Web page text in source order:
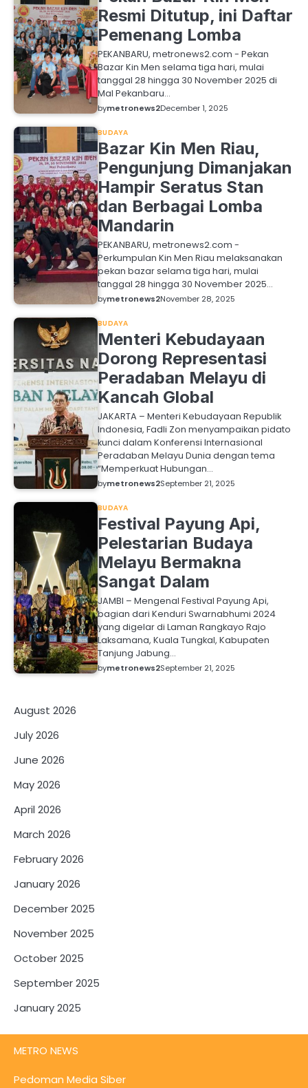
Resmi Ditutup, ini Daftar
Pemenang Lomba
PEKANBARU, metronews2.com - Pekan
Bazar Kin Men selama tiga hari, mulai
tanggal 28 hingga 30 November 2025 di
Mal Pekanbaru…
bymetronews2December 1, 2025
BUDAYA
Bazar Kin Men Riau,
Pengunjung Dimanjakan
Hampir Seratus Stan
dan Berbagai Lomba
Mandarin
PEKANBARU, metronews2.com -
Perkumpulan Kin Men Riau melaksanakan
pekan bazar selama tiga hari, mulai
tanggal 28 hingga 30 November 2025…
bymetronews2November 28, 2025
BUDAYA
Menteri Kebudayaan
Dorong Representasi
Peradaban Melayu di
Kancah Global
JAKARTA – Menteri Kebudayaan Republik
Indonesia, Fadli Zon menyampaikan pidato
kunci dalam Konferensi Internasional
Peradaban Melayu Dunia dengan tema
“Memperkuat Hubungan…
bymetronews2September 21, 2025
BUDAYA
Festival Payung Api,
Pelestarian Budaya
Melayu Bermakna
Sangat Dalam
JAMBI – Mengenal Festival Payung Api,
bagian dari Kenduri Swarnabhumi 2024
yang digelar di Laman Rangkayo Rajo
Laksamana, Kuala Tungkal, Kabupaten
Tanjung Jabung…
bymetronews2September 21, 2025
August 2026
July 2026
June 2026
May 2026
April 2026
March 2026
February 2026
January 2026
December 2025
November 2025
October 2025
September 2025
January 2025
METRO NEWS
Pedoman Media Siber